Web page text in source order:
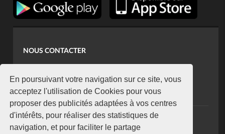
En poursuivant votre navigation sur ce site, vous
acceptez l'utilisation de Cookies pour vous
proposer des publicités adaptées à vos centres
d'intérêts, pour réaliser des statistiques de
navigation, et pour faciliter le partage
NOUS CONTACTER
koaci@yahoo.fr
+225 07 08 85 52 93
NEWSLETTER